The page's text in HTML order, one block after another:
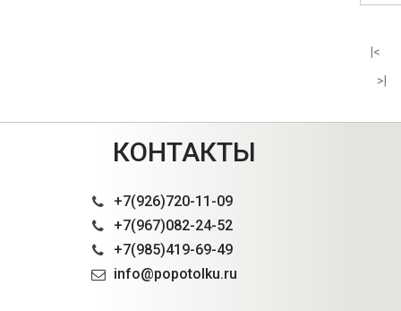
|<
>|
КОНТАКТЫ
+7(926)720-11-09
+7(967)082-24-52
+7(985)419-69-49
info@popotolku.ru